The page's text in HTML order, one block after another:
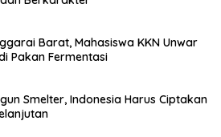
Barat, Mahasiswa KKN Unwar
Pakan Fermentasi
Smelter, Indonesia Harus Ciptakan